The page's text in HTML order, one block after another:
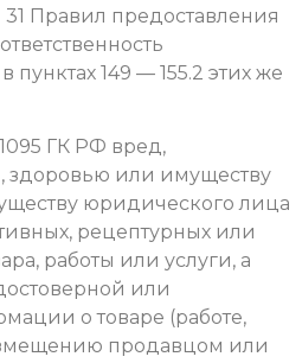
Правил предоставления
пунктах 149 — 155.2 этих же
ГК РФ вред,
или имуществу
юридического лица
рецептурных или
работы или услуги, а
или
о товаре (работе,
продавцом или